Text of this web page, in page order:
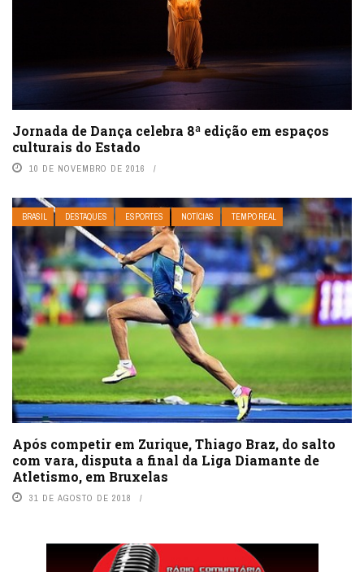
Jornada de Dança celebra 8ª edição em espaços
culturais do Estado
10 DE NOVEMBRO DE 2016
BRASIL DESTAQUES ESPORTES NOTÍCIAS TEMPO REAL
Após competir em Zurique, Thiago Braz, do salto
com vara, disputa a final da Liga Diamante de
Atletismo, em Bruxelas
31 DE AGOSTO DE 2018